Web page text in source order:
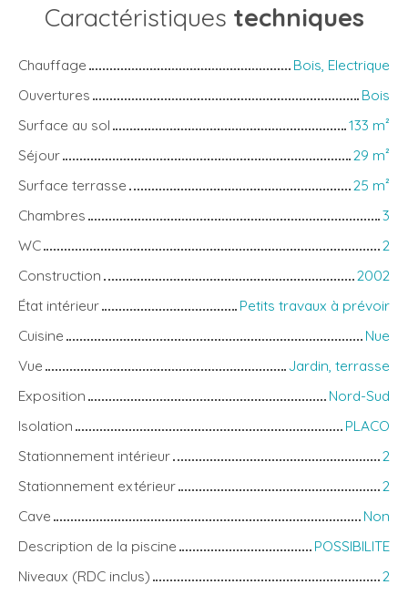
Caractéristiques techniques
Chauffage
Bois, Electrique
Ouvertures
Bois
Surface au sol
133 m²
Séjour
29 m²
Surface terrasse
25 m²
Chambres
3
WC
2
Construction
2002
État intérieur
Petits travaux à prévoir
Cuisine
Nue
Vue
Jardin, terrasse
Exposition
Nord-Sud
Isolation
PLACO
Stationnement intérieur
2
Stationnement extérieur
2
Cave
Non
Description de la piscine
POSSIBILITE
Niveaux (RDC inclus)
2